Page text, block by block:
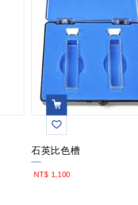
石英比色槽
NT$ 1,100
VIEW
MOR
E